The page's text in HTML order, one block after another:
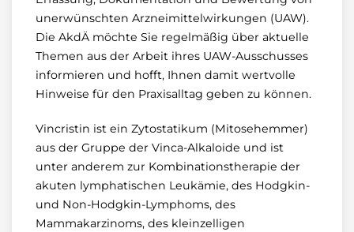
unerwünschten Arzneimittelwirkungen (UAW).
Die AkdÄ möchte Sie regelmäßig über aktuelle
Themen aus der Arbeit ihres UAW-Ausschusses
informieren und hofft, Ihnen damit wertvolle
Hinweise für den Praxisalltag geben zu können.
Vincristin ist ein Zytostatikum (Mitosehemmer)
aus der Gruppe der Vinca-Alkaloide und ist
unter anderem zur Kombinationstherapie der
akuten lymphatischen Leukämie, des Hodgkin-
und Non-Hodgkin-Lymphoms, des
Mammakarzinoms, des kleinzelligen